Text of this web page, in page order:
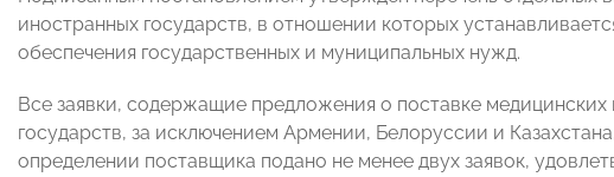
иностранных государств, в отношении которых
обеспечения государственных и муниципальных нужд.
Все заявки, содержащие предложения о поставке
государств, за исключением Армении, Белоруссии и
определении поставщика подано не менее двух заявок,